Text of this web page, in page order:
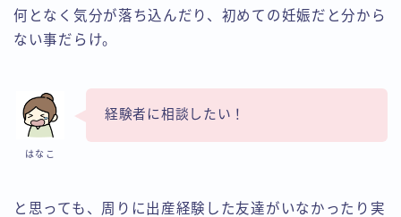
何となく気分が落ち込んだり、初めての妊娠だと分から
ない事だらけ。
はなこ
経験者に相談したい！
と思っても、周りに出産経験した友達がいなかったり実